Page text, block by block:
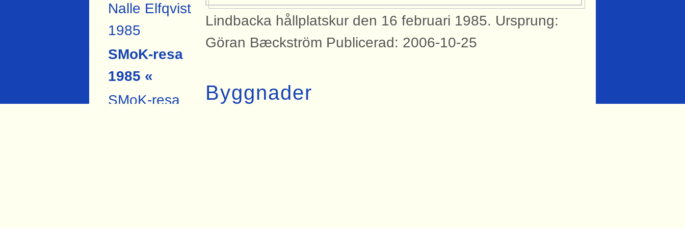
Nalle Elfqvist
1985
SMoK-resa
1985 «
SMoK-resa
Lindbacka hållplatskur den 16 februari 1985. Ursprung:
Göran Bæckström Publicerad: 2006-10-25
Byggnader